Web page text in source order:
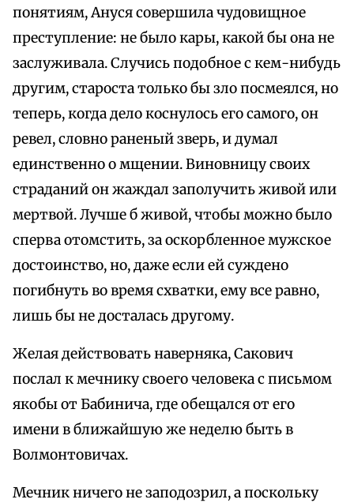
понятиям, Ануся совершила чудовищное
преступление: не было кары, какой бы она не
заслуживала. Случись подобное с кем-нибудь
другим, староста только бы зло посмеялся, но
теперь, когда дело коснулось его самого, он
ревел, словно раненый зверь, и думал
единственно о мщении. Виновницу своих
страданий он жаждал заполучить живой или
мертвой. Лучше б живой, чтобы можно было
сперва отомстить, за оскорбленное мужское
достоинство, но, даже если ей суждено
погибнуть во время схватки, ему все равно,
лишь бы не досталась другому.
Желая действовать наверняка, Сакович
послал к мечнику своего человека с письмом
якобы от Бабинича, где обещался от его
имени в ближайшую же неделю быть в
Волмонтовичах.
Мечник ничего не заподозрил, а поскольку